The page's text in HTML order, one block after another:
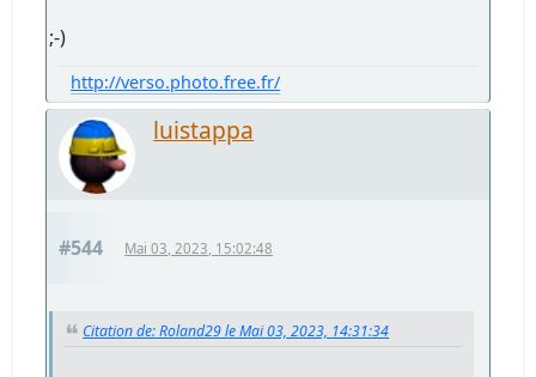
;-)
http://verso.photo.free.fr/
luistappa
#544 Mai 03, 2023, 15:02:48
Citation de: Roland29 le Mai 03, 2023, 14:31:34